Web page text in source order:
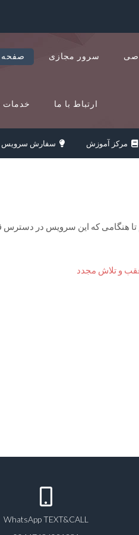
صفحه سرور مجازی
خدمات ارتباط با ما
سفارش سرویس مرکز آموزش
که این سرویس در دسترس
و تلاش مجدد
WhatsApp TEXT&CALL